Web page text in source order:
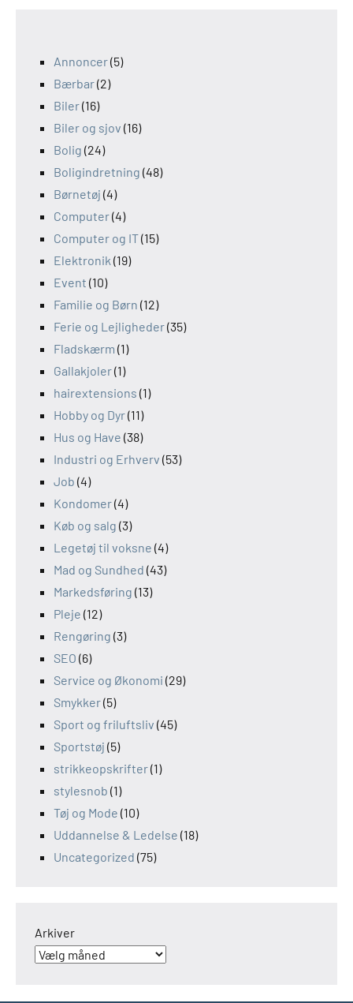
Annoncer(5)
Bærbar(2)
Biler(16)
Biler og sjov (16)
Bolig (24)
Boligindretning (48)
Børnetøj (4)
Computer(4)
Computer og IT(15)
Elektronik (19)
Event (10)
Familie og Børn (12)
Ferie og Lejligheder(35)
Fladskærm (1)
Gallakjoler(1)
hairextensions (1)
Hobby og Dyr(11)
Hus og Have (38)
Industri og Erhverv (53)
Job (4)
Kondomer(4)
Køb og salg (3)
Legetøj til voksne (4)
Mad og Sundhed (43)
Markedsføring (13)
Pleje (12)
Rengøring (3)
SEO (6)
Service og Økonomi (29)
Smykker(5)
Sport og friluftsliv (45)
Sportstøj (5)
strikkeopskrifter(1)
stylesnob (1)
Tøj og Mode (10)
Uddannelse & Ledelse (18)
Uncategorized (75)
Arkiver